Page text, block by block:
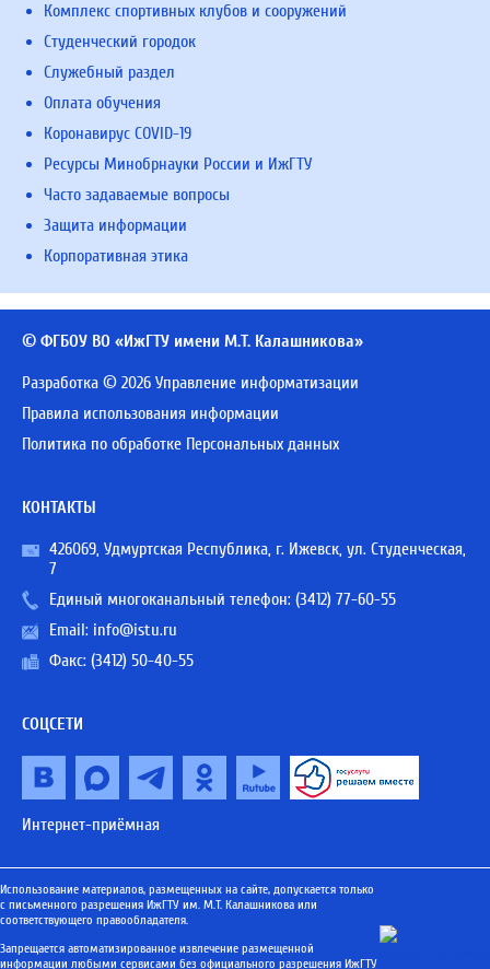
Комплекс спортивных клубов и сооружений
Студенческий городок
Служебный раздел
Оплата обучения
Коронавирус COVID-19
Ресурсы Минобрнауки России и ИжГТУ
Часто задаваемые вопросы
Защита информации
Корпоративная этика
© ФГБОУ ВО «ИжГТУ имени М.Т. Калашникова»
Разработка © 2026 Управление информатизации
Правила использования информации
Политика по обработке Персональных данных
КОНТАКТЫ
426069, Удмуртская Республика, г. Ижевск, ул. Студенческая,
7
Единый многоканальный телефон: (3412) 77-60-55
Email: info@istu.ru
Факс: (3412) 50-40-55
СОЦСЕТИ
Интернет-приёмная
Использование материалов, размещенных на сайте, допускается только
с письменного разрешения ИжГТУ им. М.Т. Калашникова или
соответствующего правообладателя.
Запрещается автоматизированное извлечение размещенной
информации любыми сервисами без официального разрешения ИжГТУ